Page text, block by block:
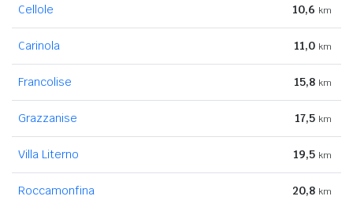
Cellole 10,6 km
Carinola 11,0 km
Francolise 15,8 km
Grazzanise 17,5 km
Villa Literno 19,5 km
Roccamonfina 20,8 km